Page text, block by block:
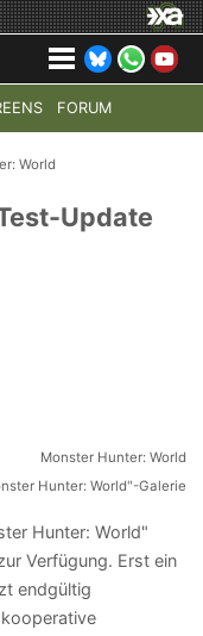
FORUM
4 HALO:
World
Update
Hunter: World"-Galerie
Hunter: World"
Verfügung. Erst ein
endgültig